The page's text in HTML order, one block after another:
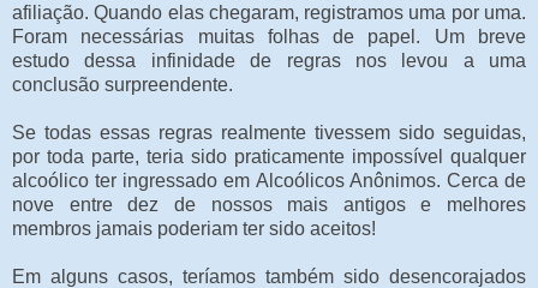
afiliação. Quando elas chegaram, registramos uma por uma.
Foram necessárias muitas folhas de papel. Um breve
estudo dessa infinidade de regras nos levou a uma
conclusão surpreendente.
Se todas essas regras realmente tivessem sido seguidas,
por toda parte, teria sido praticamente impossível qualquer
alcoólico ter ingressado em Alcoólicos Anônimos. Cerca de
nove entre dez de nossos mais antigos e melhores
membros jamais poderiam ter sido aceitos!
Em alguns casos, teríamos também sido desencorajados